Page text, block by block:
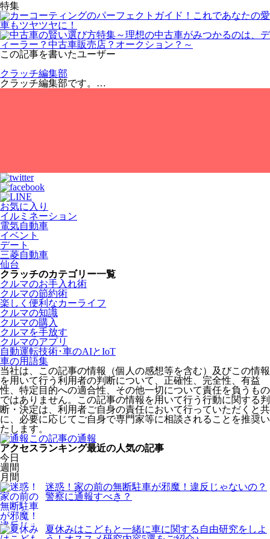
特集
この記事を書いたユーザー
クラッチ編集部
クラッチ編集部です。…
お気に入り
イルミネーション
電気自動車
イベント
デート
三菱自動車
仙台
クラッチのカテゴリー一覧
クルマのお手入れ術
クルマの節約術
楽しく便利なカーライフ
クルマの知識
クルマの購入
クルマを手放す
クルマのアプリ
自動運転技術･車のAIとIoT
車の用語集
当社は、この記事の情報（個人の感想等を含む）及びこの情報
を用いて行う利用者の判断について、正確性、完全性、有益
性、特定目的への適合性、その他一切について責任を負うもの
ではありません。この記事の情報を用いて行う行動に関する判
断・決定は、利用者ご自身の責任において行っていただくと共
に、必要に応じてご自身で専門家等に相談されることを推奨い
たします。
この記事の通報
アクセスランキング最近の人気の記事
今日
週間
月間
迷惑！家の前の無断駐車が邪魔！違反じゃないの？
警察に通報すべき？
夏休みはこどもと一緒に車に関する自由研究をしよ